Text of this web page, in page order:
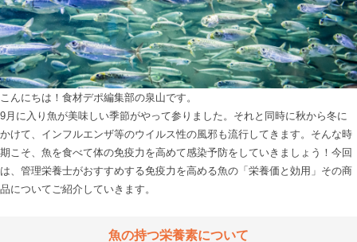
こんにちは！食材デポ編集部の泉山です。
9月に入り魚が美味しい季節がやって参りました。それと同時に秋から冬に
かけて、インフルエンザ等のウイルス性の風邪も流行してきます。そんな時
期こそ、魚を食べて体の免疫力を高めて感染予防をしていきましょう！今回
は、管理栄養士がおすすめする免疫力を高める魚の「栄養価と効用」その商
品についてご紹介していきます。
魚の持つ栄養素について